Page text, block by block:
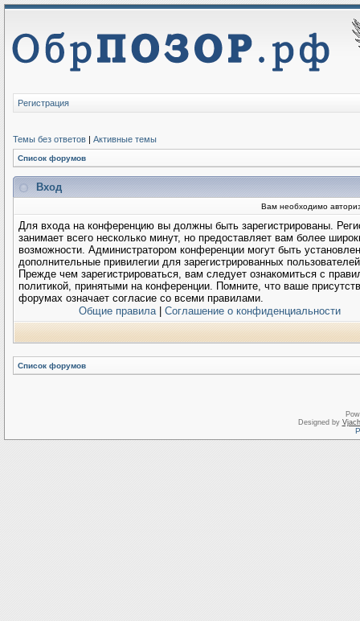
Регистрация
Темы без ответов | Активные темы
Список форумов
Вход
Вам необходимо
Для входа на конференцию вы должны быть зарегистрированы.
занимает всего несколько минут, но предоставляет вам более
возможности. Администратором конференции могут быть
дополнительные привилегии для зарегистрированных
Прежде чем зарегистрироваться, вам следует ознакомиться с
политикой, принятыми на конференции. Помните, что ваше
форумах означает согласие со всеми правилами.
Общие правила| Соглашение о конфиденциальности
Список форумов
Designed by